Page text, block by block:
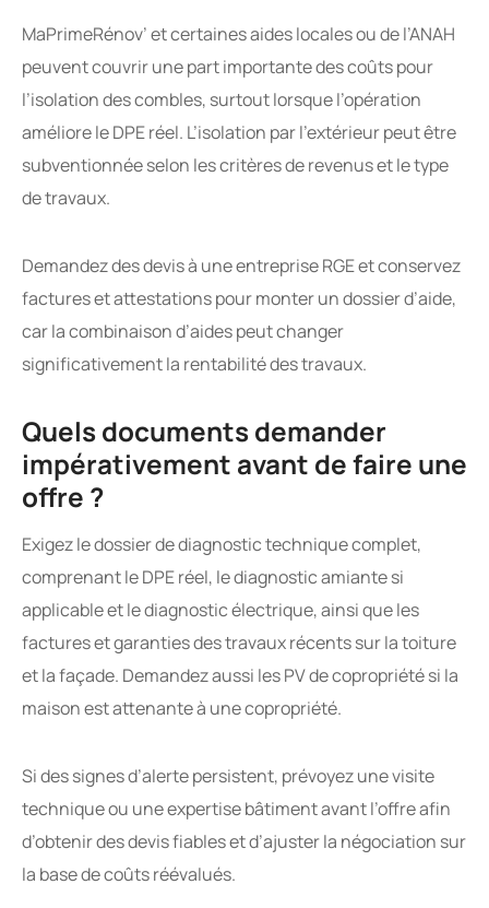
MaPrimeRénov’ et certaines aides locales ou de l’ANAH
peuvent couvrir une part importante des coûts pour
l’isolation des combles, surtout lorsque l’opération
améliore le DPE réel. L’isolation par l’extérieur peut être
subventionnée selon les critères de revenus et le type
de travaux.
Demandez des devis à une entreprise RGE et conservez
factures et attestations pour monter un dossier d’aide,
car la combinaison d’aides peut changer
significativement la rentabilité des travaux.
Quels documents demander
impérativement avant de faire une
offre ?
Exigez le dossier de diagnostic technique complet,
comprenant le DPE réel, le diagnostic amiante si
applicable et le diagnostic électrique, ainsi que les
factures et garanties des travaux récents sur la toiture
et la façade. Demandez aussi les PV de copropriété si la
maison est attenante à une copropriété.
Si des signes d’alerte persistent, prévoyez une visite
technique ou une expertise bâtiment avant l’offre afin
d’obtenir des devis fiables et d’ajuster la négociation sur
la base de coûts réévalués.